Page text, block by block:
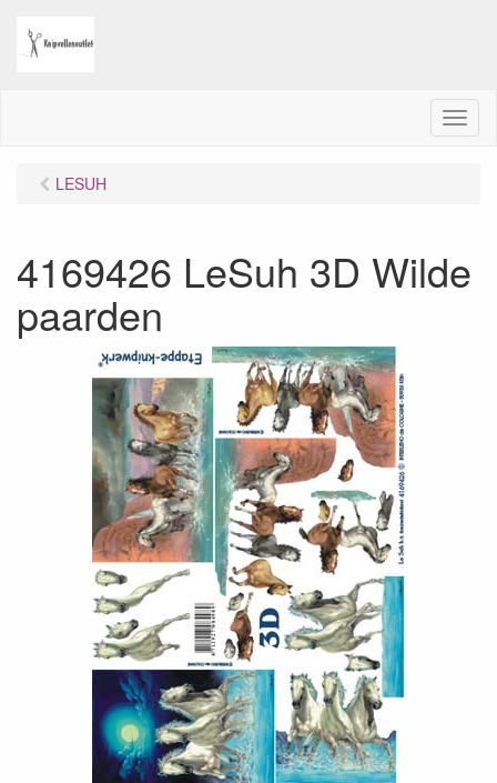
M
e
LESUH
4169426 LeSuh 3D Wilde
paarden